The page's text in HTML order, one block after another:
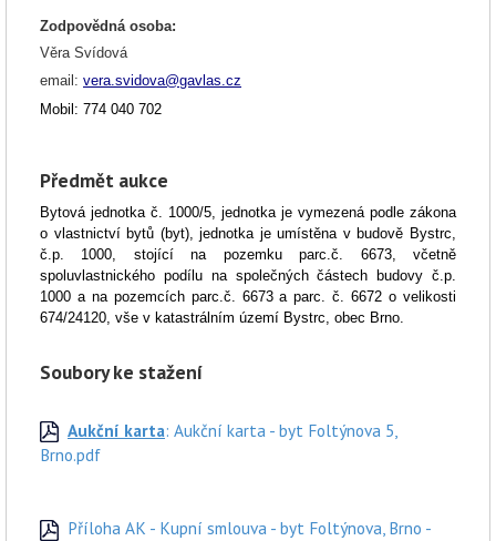
Zodpovědná osoba:
Věra Svídová
email: vera.svidova@gavlas.cz
Mobil: 774 040 702
Předmět aukce
Bytová jednotka č. 1000/5, jednotka je vymezená podle zákona
o vlastnictví bytů (byt), jednotka je umístěna v budově Bystrc,
č.p. 1000, stojící na pozemkuparc.č . 6673, včetně
spoluvlastnického podílu na společných částech budovy č.p.
1000 a na pozemcích parc.č . 6673 aparc . č. 6672 o velikosti
674/24120, vše v katastrálním území Bystrc, obec Brno
Soubory ke stažení
Aukční karta: Aukční karta - byt Foltýnova 5,
Brno.pdf
Příloha AK - Kupní smlouva - byt Foltýnova, Brno -